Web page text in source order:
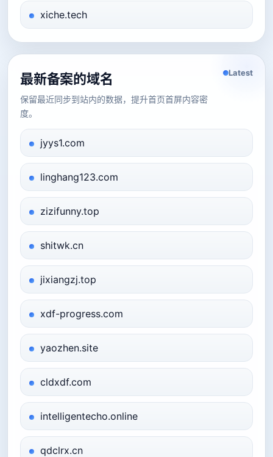
xiche.tech
最新备案的域名
保留最近同步到站内的数据，提升首页首屏内容密
度。
Latest
jyys1.com
linghang123.com
zizifunny.top
shitwk.cn
jixiangzj.top
xdf-progress.com
yaozhen.site
cldxdf.com
intelligentecho.online
qdclrx.cn